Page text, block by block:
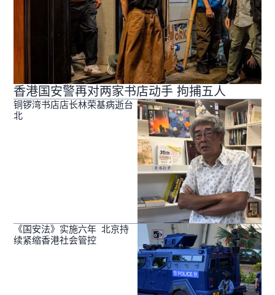
香港国安警再对两家书店动手 拘捕五人
铜锣湾书店店长林荣基病逝台
北
《国安法》实施六年 北京持
续紧缩香港社会管控